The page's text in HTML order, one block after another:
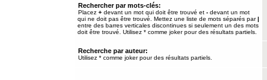
Rechercher par mots-clés:
Placez + devant un mot qui doit être trouvé et - devant un mot
qui ne doit pas être trouvé. Mettez une liste de mots séparés par|
entre des barres verticales discontinues si seulement un des mots
doit être trouvé. Utilisez * comme joker pour des résultats partiels.
Recherche par auteur:
Utilisez * comme joker pour des résultats partiels.